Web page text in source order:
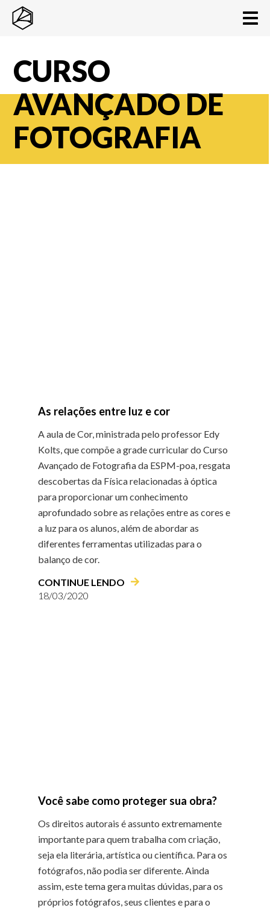
CURSO
AVANÇADO DE
FOTOGRAFIA
As relações entre luz e cor
A aula de Cor, ministrada pelo professor Edy
Kolts, que compõe a grade curricular do Curso
Avançado de Fotografia da ESPM-poa, resgata
descobertas da Física relacionadas à óptica
para proporcionar um conhecimento
aprofundado sobre as relações entre as cores e
a luz para os alunos, além de abordar as
diferentes ferramentas utilizadas para o
balanço de cor.
18/03/2020
CONTINUE LENDO
Você sabe como proteger sua obra?
Os direitos autorais é assunto extremamente
importante para quem trabalha com criação,
seja ela literária, artística ou científica. Para os
fotógrafos, não podia ser diferente. Ainda
assim, este tema gera muitas dúvidas, para os
próprios fotógrafos, seus clientes e para o